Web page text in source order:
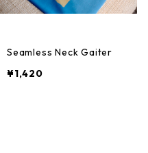
Seamless Neck Gaiter
¥1,420